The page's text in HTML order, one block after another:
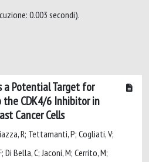
0.003 secondi).
a Potential Target for
the CDK4/6 Inhibitor in
Cancer Cells
R; Tettamanti, P; Cogliati, V;
Bella, C; Jaconi, M; Cerrito, M;